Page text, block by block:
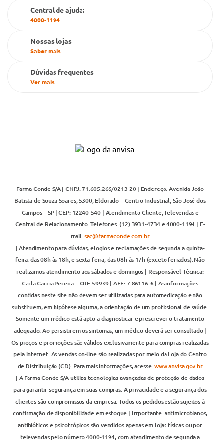
Televendas
Central de ajuda:
4000-1194
Nossas lojas
Saber mais
Dúvidas frequentes
Ver mais
Farma Conde S/A | CNPJ: 71.605.265/0213-20 | Endereço: Avenida João
Batista de Souza Soares, 5300, Eldorado – Centro Industrial, São José dos
Campos – SP | CEP: 12240-540 | Atendimento Cliente, Televendas e
Central de Relacionamento: Telefones: (12) 3931-4734 e 4000-1194 | E-
mail:sac@farmaconde.com.br
| Atendimento para dúvidas, elogios e reclamações de segunda a quinta-
feira, das 08h às 18h, e sexta-feira, das 08h às 17h (exceto feriados). Não
realizamos atendimento aos sábados e domingos | Responsável Técnica:
Carla Garcia Pereira – CRF 59939 | AFE: 7.86116-6 | As informações
contidas neste site não devem ser utilizadas para automedicação e não
substituem, em hipótese alguma, a orientação de um profissional de saúde.
Somente um médico está apto a diagnosticar e prescrever o tratamento
adequado. Ao persistirem os sintomas, um médico deverá ser consultado |
Os preços e promoções são válidos exclusivamente para compras realizadas
pela internet. As vendas on-line são realizadas por meio da Loja do Centro
de Distribuição (CD). Para mais informações, acesse:www.anvisa.gov.br
| A Farma Conde S/A utiliza tecnologias avançadas de proteção de dados
para garantir segurança em suas compras. A privacidade e a segurança dos
clientes são compromissos da empresa. Todos os pedidos estão sujeitos à
confirmação de disponibilidade em estoque | Importante: antimicrobianos,
antibióticos e psicotrópicos são vendidos apenas em lojas físicas ou por
televendas pelo número 4000-1194, com atendimento de segunda a